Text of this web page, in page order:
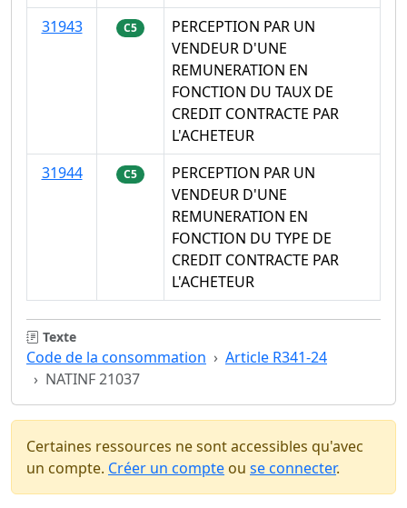
31943
C5
PERCEPTION PAR UN
VENDEUR D'UNE
REMUNERATION EN
FONCTION DU TAUX DE
CREDIT CONTRACTE PAR
L'ACHETEUR
31944
C5
PERCEPTION PAR UN
VENDEUR D'UNE
REMUNERATION EN
FONCTION DU TYPE DE
CREDIT CONTRACTE PAR
L'ACHETEUR
Texte
Code de la consommation
Article R341-24
NATINF 21037
Certaines ressources ne sont accessibles qu'avec
un compte. Créer un compte ou se connecter.